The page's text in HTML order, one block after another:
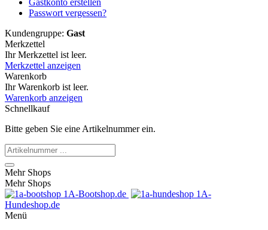
Gastkonto erstellen
Passwort vergessen?
Kundengruppe: Gast
Merkzettel
Ihr Merkzettel ist leer.
Merkzettel anzeigen
Warenkorb
Ihr Warenkorb ist leer.
Warenkorb anzeigen
Schnellkauf
Bitte geben Sie eine Artikelnummer ein.
Mehr Shops
Mehr Shops
1A-Bootshop.de
1A-
Hundeshop.de
Menü